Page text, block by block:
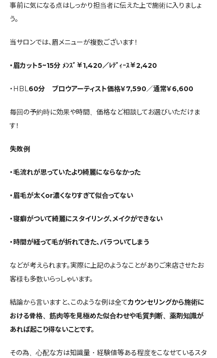
事前に気になる点はしっかり担当者に伝えた上で施術に入りましょ
う。
当サロンでは、眉メニューが複数ございます！
・眉カット5~15分 ﾒﾝｽﾞ￥1,420／ﾚﾃﾞｨｰｽ￥2,420
・HBL60分 ブロウアーティスト価格￥7,590／通常￥6,600
毎回の予約時に効果や時間、価格など相談してお選びいただけま
す！
失敗例
・毛流れが思っていたより綺麗にならなかった
・眉毛が太くor濃くなりすぎて似合ってない
・寝癖がついて綺麗にスタイリング、メイクができない
・時間が経って毛が折れてきた、バラついてしまう
などが考えられます。実際に上記のようなことがありご来店させたお
客様も多数いらっしゃいます。
結論から言いますと、このような例は全てカウンセリングから施術に
おける骨格、筋肉等を見極めた似合わせや毛質判断、薬剤知識が
あれば起こり得ないことです。
その為、心配な方は知識量・経験値等ある程度をこなせているスタ